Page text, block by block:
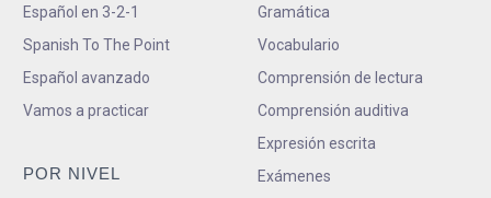
Español en 3-2-1
Spanish To The Point
Español avanzado
Vamos a practicar
POR NIVEL
Gramática
Vocabulario
Comprensión de lectura
Comprensión auditiva
Expresión escrita
Exámenes